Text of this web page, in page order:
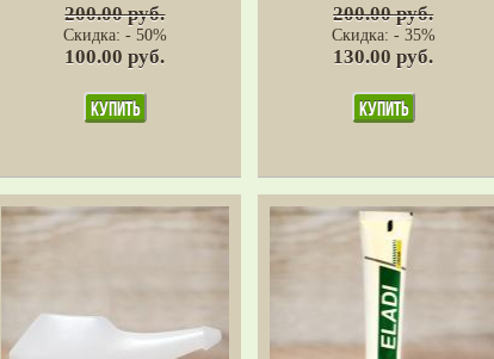
200.00 руб.
Скидка: - 50%
100.00 руб.
200.00 руб.
Скидка: - 35%
130.00 руб.